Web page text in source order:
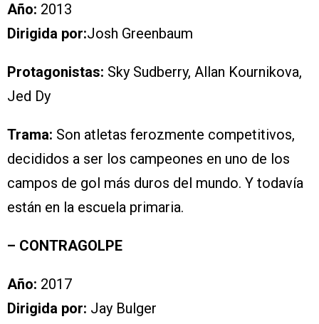
Año: 2013
Dirigida por:Josh Greenbaum
Protagonistas: Sky Sudberry, Allan Kournikova,
Jed Dy
Trama: Son atletas ferozmente competitivos,
decididos a ser los campeones en uno de los
campos de gol más duros del mundo. Y todavía
están en la escuela primaria.
– CONTRAGOLPE
Año: 2017
Dirigida por: Jay Bulger